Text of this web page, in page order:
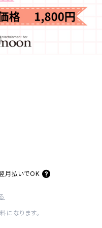
月払いでOK
なります。